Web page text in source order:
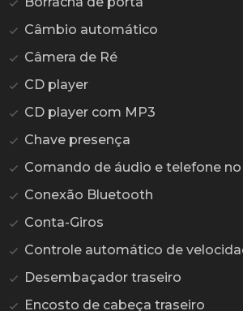
Câmbio automático
Câmera de Ré
CD player
CD player com MP3
Chave presença
Comando de áudio e telefone
Conexão Bluetooth
Conta-Giros
Controle automático de
Desembaçador traseiro
Encosto de cabeça traseiro